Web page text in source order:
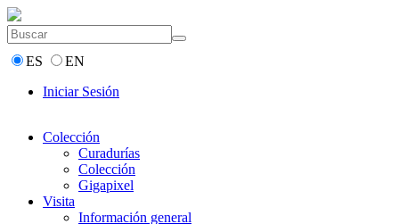
ES
EN
Iniciar Sesión
Colección
Curadurías
Colección
Gigapixel
Visita
Información general